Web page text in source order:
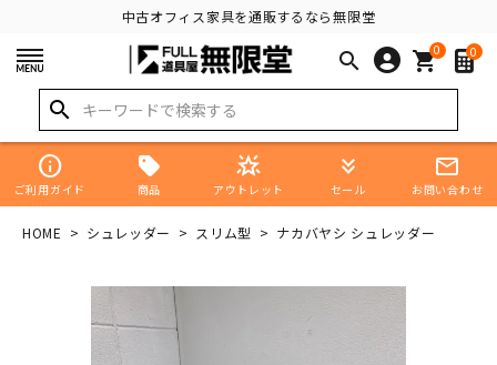
中古オフィス家具を通販するなら無限堂
search 0
shopping_cart 0
search
info
ご利用ガイド 商品
star_shine
アウトレット
keyboard_double_arrow_down
セール
mail_outline
お問い合わせ
HOME シュレッダー スリム型 ナカバヤシ シュレッダー